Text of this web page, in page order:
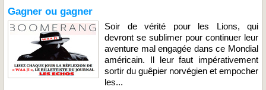
Gagner ou gagner
Soir de vérité pour les Lions, qui
devront se sublimer pour continuer leur
aventure mal engagée dans ce Mondial
américain. Il leur faut impérativement
sortir du guêpier norvégien et empocher
les...